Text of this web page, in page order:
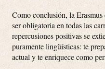
Como conclusión, la Erasmus
ser obligatoria en todas las
repercusiones positivas se
puramente lingüísticas: te
actual y te enriquece como